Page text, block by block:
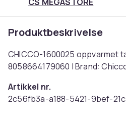
Produktbeskrivelse
CHICCO-1600025 oppvarmet
8058664179060 | Brand:
Artikkel nr.
2c56fb3a-a188-5421-9bef-